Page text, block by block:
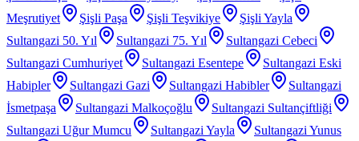
Meşrutiyet
Şişli Paşa Şişli Teşvikiye
Şişli Yayla
Sultangazi 50. Yıl
Sultangazi 75. Yıl
Sultangazi Cebeci
Sultangazi Cumhuriyet
Sultangazi Esentepe
Sultangazi Eski
Habipler
Sultangazi Gazi Sultangazi Habibler
Sultangazi
İsmetpaşa
Sultangazi Malkoçoğlu
Sultangazi Sultançiftliği
Sultangazi Uğur Mumcu
Sultangazi Yayla
Sultangazi Yunus